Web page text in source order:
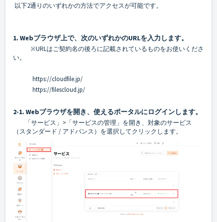
以下2通りのいずれかの方法でアクセスが可能です。
1. Webブラウザ上で、次のいずれかのURLを入力します。
※URLはご契約名の後ろに記載されているものをお使いくださ
い。
https://cloudfile.jp/
https://filescloud.jp/
2-1. Webブラウザを開き、 使えるポータルにログインします。
「サービス」>「サービスの管理」を開き、対象のサービス
（スタンダード / アドバンス）を選択してクリックします。